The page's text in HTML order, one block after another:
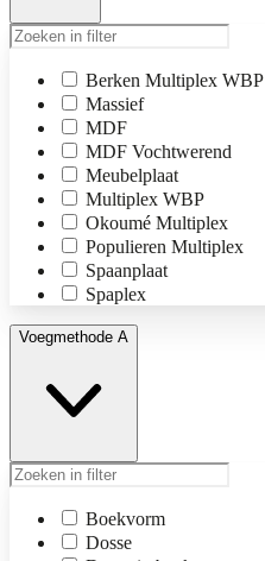
Berken Multiplex WBP
Massief
MDF
MDF Vochtwerend
Meubelplaat
Multiplex WBP
Okoumé Multiplex
Populieren Multiplex
Spaanplaat
Spaplex
Voegmethode A
Boekvorm
Dosse